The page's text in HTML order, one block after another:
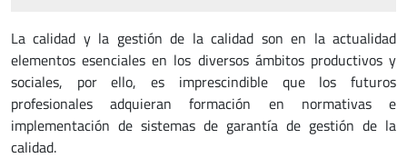
La calidad y la gestión de la calidad son en la actualidad
elementos esenciales en los diversos ámbitos productivos y
sociales, por ello, es imprescindible que los futuros
profesionales adquieran formación en normativas e
implementación de sistemas de garantía de gestión de la
calidad.